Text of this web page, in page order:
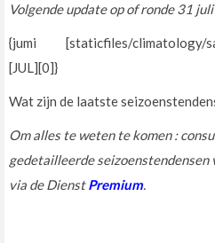
Volgende update op of ronde31
{jumi [staticfiles/climatology/
[JUL][0]}
Wat zijn de laatste
Om alles te weten te komen :
gedetailleerde seizoenstendensen
via de DienstPremium.